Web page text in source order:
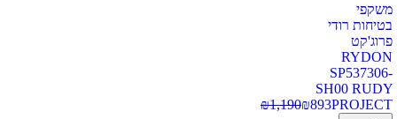
משקפי
בטיחות רודי
פרוג'קט
RYDON
SP537306-
SH00 RUDY
PROJECT
₪893
₪1,190